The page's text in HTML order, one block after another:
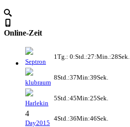
Online-Zeit
Septron
1Tg.: 0:Std.:27:Min.:28Sek.
klubraum
8Std.:37Min:39Sek.
Harlekin
5Std.:45Min:25Sek.
4
Day2015
4Std.:36Min:46Sek.